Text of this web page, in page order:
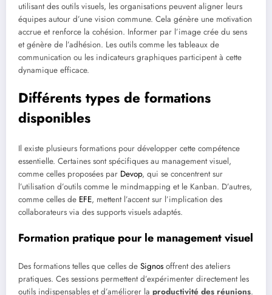
utilisant des outils visuels, les organisations peuvent aligner leurs
équipes autour d’une vision commune. Cela génère une motivation
accrue et renforce la cohésion. Informer par l’image crée du sens
et génère de l’adhésion. Les outils comme les tableaux de
communication ou les indicateurs graphiques participent à cette
dynamique efficace.
Différents types de formations
disponibles
Il existe plusieurs formations pour développer cette compétence
essentielle. Certaines sont spécifiques au management visuel,
comme celles proposées par Devop, qui se concentrent sur
l’utilisation d’outils comme le mindmapping et le Kanban. D’autres,
comme celles de EFE, mettent l’accent sur l’implication des
collaborateurs via des supports visuels adaptés.
Formation pratique pour le management visuel
Des formations telles que celles de Signos offrent des ateliers
pratiques. Ces sessions permettent d’expérimenter directement les
outils indispensables et d’améliorer la productivité des réunions.